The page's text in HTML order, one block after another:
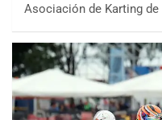
Asociación de Karting de